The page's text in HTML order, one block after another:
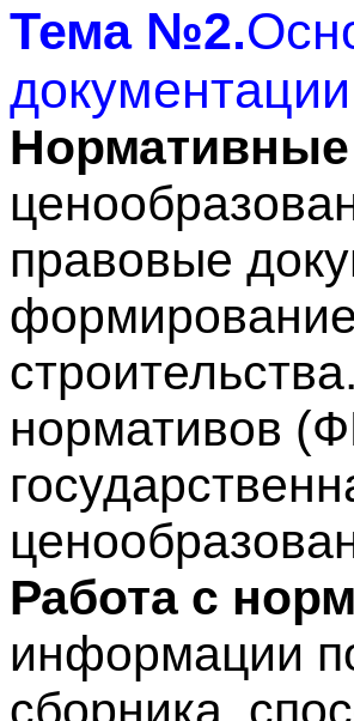
Тема №2.
правовые
нормативов
Работа с
информации
сборника,